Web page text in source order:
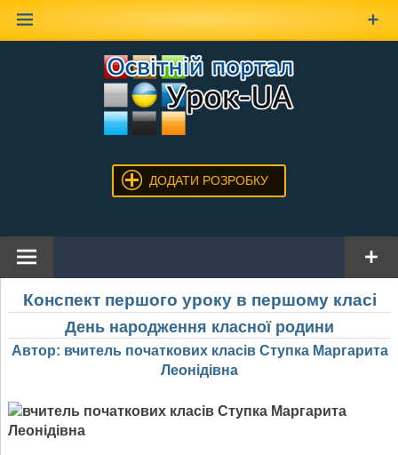
ДОДАТИ РОЗРОБКУ
Конспект першого уроку в першому класі
День народження класної родини
Автор: вчитель початкових класів Ступка Маргарита
Леонідівна